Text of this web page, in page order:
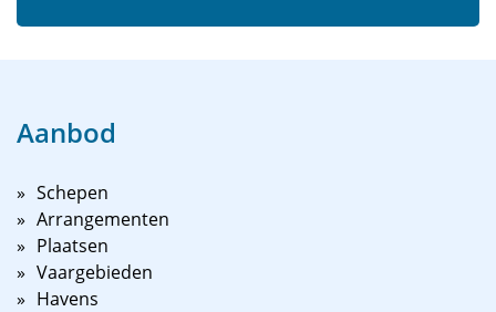
Aanbod
Schepen
Arrangementen
Plaatsen
Vaargebieden
Havens